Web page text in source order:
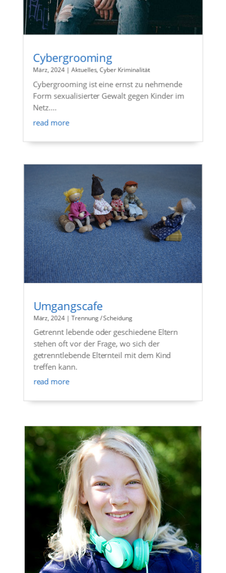
Cybergrooming
März, 2024| Aktuelles,Cyber Kriminalität
Cybergrooming ist eine ernst zu nehmende
Form sexualisierter Gewalt gegen Kinder im
Netz....
read more
Umgangscafe
März, 2024|Trennung / Scheidung
Getrennt lebende oder geschiedene Eltern
stehen oft vor der Frage, wo sich der
getrenntlebende Elternteil mit dem Kind
treffen kann.
read more